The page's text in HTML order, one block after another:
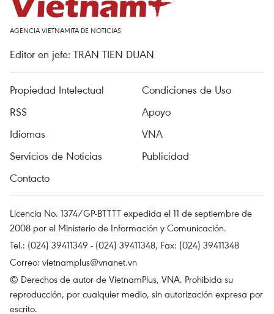
AGENCIA VIETNAMITA DE NOTICIAS
Editor en jefe: TRAN TIEN DUAN
Propiedad Intelectual
Condiciones de Uso
RSS
Apoyo
Idiomas
VNA
Servicios de Noticias
Publicidad
Contacto
Licencia No. 1374/GP-BTTTT expedida el 11 de septiembre de
2008 por el Ministerio de Información y Comunicación.
Tel.: (024) 39411349 - (024) 39411348, Fax: (024) 39411348
Correo: vietnamplus@vnanet.vn
© Derechos de autor de VietnamPlus, VNA. Prohibida su
reproducción, por cualquier medio, sin autorización expresa por
escrito.